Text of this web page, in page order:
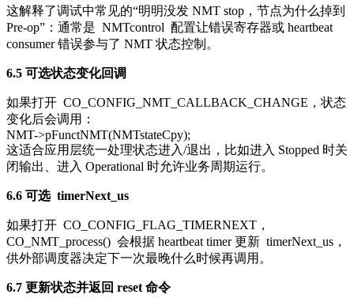
这解释了调试中常见的“明明没发 NMT stop，节点为什么掉到
Pre-op”：通常是 NMTcontrol 配置让错误寄存器或 heartbeat
consumer 错误参与了 NMT 状态控制。
6.5 可选状态变化回调
如果打开 CO_CONFIG_NMT_CALLBACK_CHANGE ，状态
变化后会调用：
NMT->pFunctNMT(NMTstateCpy);
这适合应用层统一处理状态进入/退出，比如进入 Stopped 时关
闭输出、进入 Operational 时允许业务周期运行。
6.6 可选 timerNext_us
如果打开 CO_CONFIG_FLAG_TIMERNEXT ，
CO_NMT_process() 会根据 heartbeat timer 更新 timerNext_us ，
供外部调度器决定下一次最晚什么时候再调用。
6.7 更新状态并返回 reset 命令